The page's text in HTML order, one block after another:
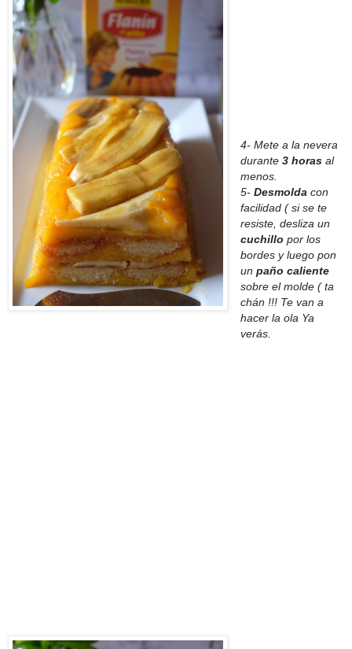
4- Mete a la nevera
durante 3 horasal
menos.
5- Desmolda con
facilidad ( si se te
resiste, desliza un
cuchillo por los
bordes y luego pon
un paño caliente
sobre el molde ( ta
chán !!! Te van a
hacer la ola Ya
verás.